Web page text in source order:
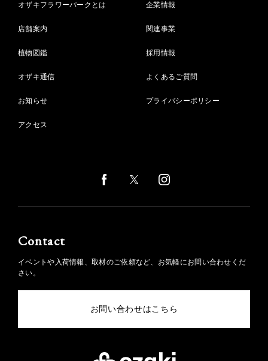
オザキフラワーパークとは
店舗案内
植物図鑑
オザキ通信
お知らせ
アクセス
企業情報
関連事業
採用情報
よくあるご質問
プライバシーポリシー
Contact
イベントや入荷情報、取材のご依頼など、お気軽にお問い合わせくだ
さい。
お問い合わせはこちら